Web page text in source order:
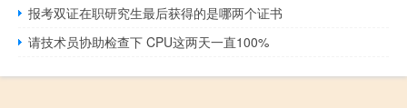
报考双证在职研究生最后获得的是哪两个证书
请技术员协助检查下 CPU这两天一直100%